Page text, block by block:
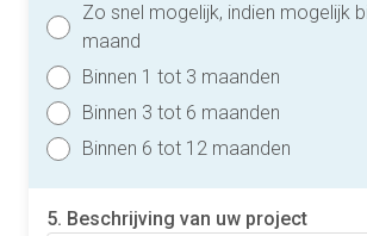
Zo snel mogelijk, indien mogelijk
maand
Binnen 1 tot 3 maanden
Binnen 3 tot 6 maanden
Binnen 6 tot 12 maanden
5. Beschrijving van uw project